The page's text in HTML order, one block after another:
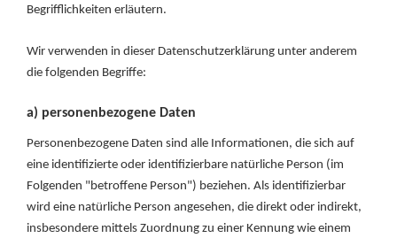
Begrifflichkeiten erläutern.
Wir verwenden in dieser Datenschutzerklärung unter anderem
die folgenden Begriffe:
a) personenbezogene Daten
Personenbezogene Daten sind alle Informationen, die sich auf
eine identifizierte oder identifizierbare natürliche Person (im
Folgenden "betroffene Person") beziehen. Als identifizierbar
wird eine natürliche Person angesehen, die direkt oder indirekt,
insbesondere mittels Zuordnung zu einer Kennung wie einem